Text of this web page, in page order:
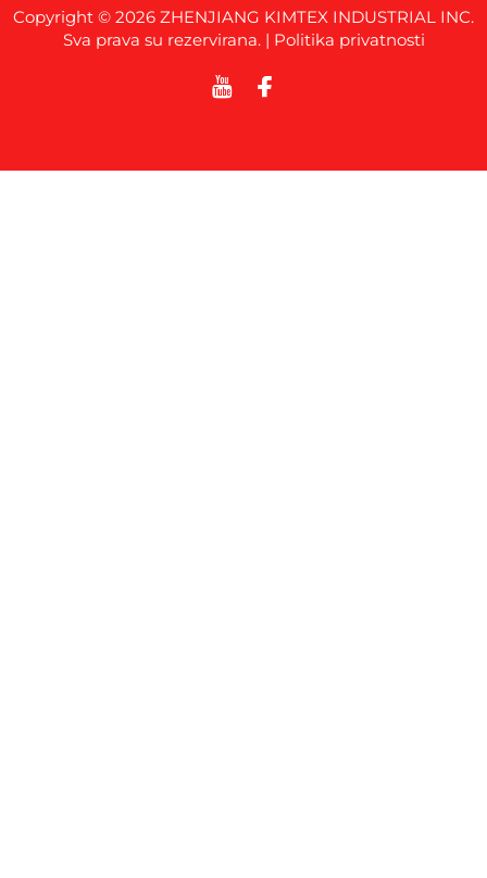
Copyright © 2026 ZHENJIANG KIMTEX INDUSTRIAL INC.
Sva prava su rezervirana. | Politika privatnosti